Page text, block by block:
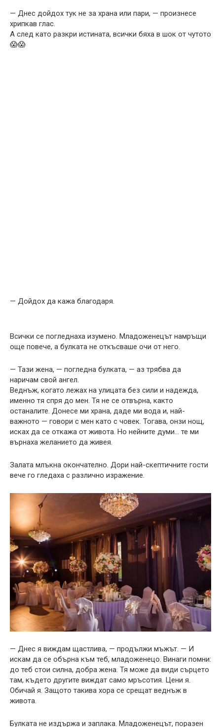
— Днес дойдох тук не за храна или пари, — произнесе
хрипкав глас.
А след като разкри истината, всички бяха в шок от чутото
😱😱
— Дойдох да кажа благодаря.
Всички се погледнаха изумено. Младоженецът намръщи
още повече, а булката не откъсваше очи от него.
— Тази жена, — погледна булката, — аз трябва да
наричам свой ангел.
Веднъж, когато лежах на улицата без сили и надежда,
именно тя спря до мен. Тя не се отвърна, както
останалите. Донесе ми храна, даде ми вода и, най-
важното — говори с мен като с човек. Тогава, онзи нощ,
исках да се откажа от живота. Но нейните думи… те ми
върнаха желанието да живея.
Залата млъкна окончателно. Дори най-скептичните гости
вече го гледаха с различно изражение.
— Днес я виждам щастлива, — продължи мъжът. — И
искам да се обърна към теб, младоженецо. Винаги помни:
до теб стои силна, добра жена. Тя може да види сърцето
там, където другите виждат само мръсотия. Цени я.
Обичай я. Защото такива хора се срещат веднъж в
живота.
Булката не издържа и заплака. Младоженецът, поразен